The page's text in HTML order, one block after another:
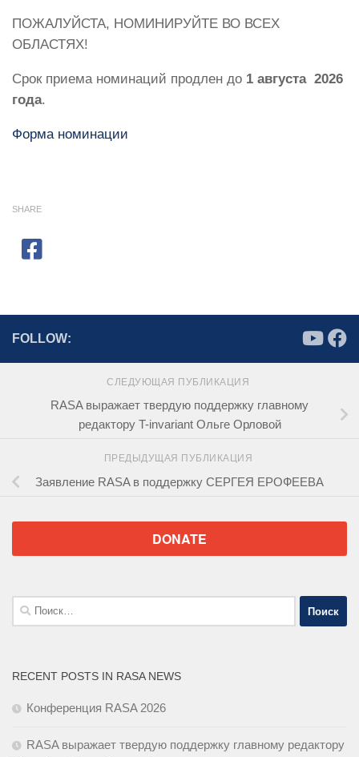
ПОЖАЛУЙСТА, НОМИНИРУЙТЕ ВО ВСЕХ
ОБЛАСТЯХ!
Срок приема номинаций продлен до 1 августа 2026
года.
Форма номинации
SHARE
FOLLOW:
СЛЕДУЮЩАЯ ПУБЛИКАЦИЯ
RASA выражает твердую поддержку главному
редактору T-invariant Ольге Орловой
ПРЕДЫДУЩАЯ ПУБЛИКАЦИЯ
Заявление RASA в поддержку СЕРГЕЯ ЕРОФЕЕВА
DONATE
Найти:
RECENT POSTS IN RASA NEWS
Конференция RASA 2026
RASA выражает твердую поддержку главному редактору